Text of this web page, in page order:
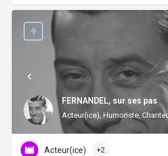
FERNANDEL, sur ses pas
Acteur(ice), Humoriste,
Acteur(ice) +2